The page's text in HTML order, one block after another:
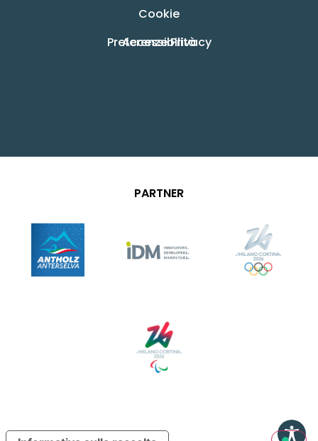
Preferenze Privacy
Cookie
Accessibilità
PARTNER